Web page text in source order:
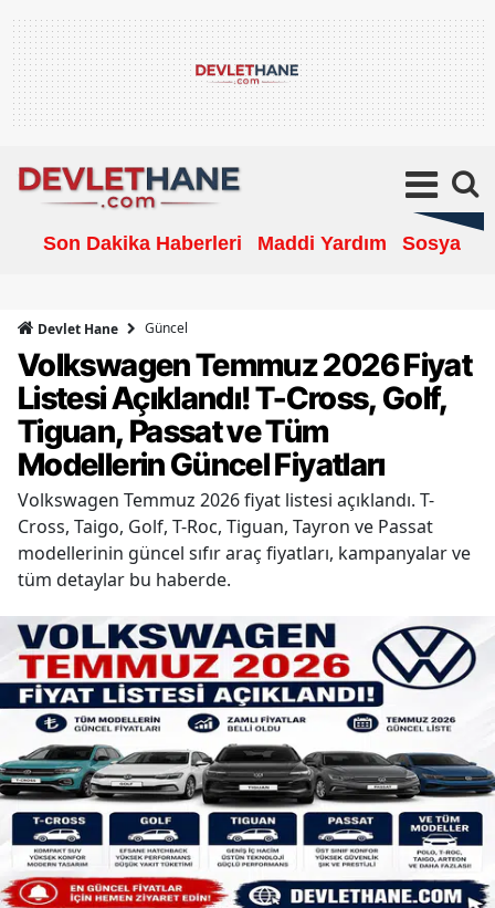
Son Dakika Haberleri Maddi Yardım Sosyal
Devlet Hane Güncel
Volkswagen Temmuz 2026 Fiyat
Listesi Açıklandı! T-Cross, Golf,
Tiguan, Passat ve Tüm
Modellerin Güncel Fiyatları
Volkswagen Temmuz 2026 fiyat listesi açıklandı. T-
Cross, Taigo, Golf, T-Roc, Tiguan, Tayron ve Passat
modellerinin güncel sıfır araç fiyatları, kampanyalar ve
tüm detaylar bu haberde.